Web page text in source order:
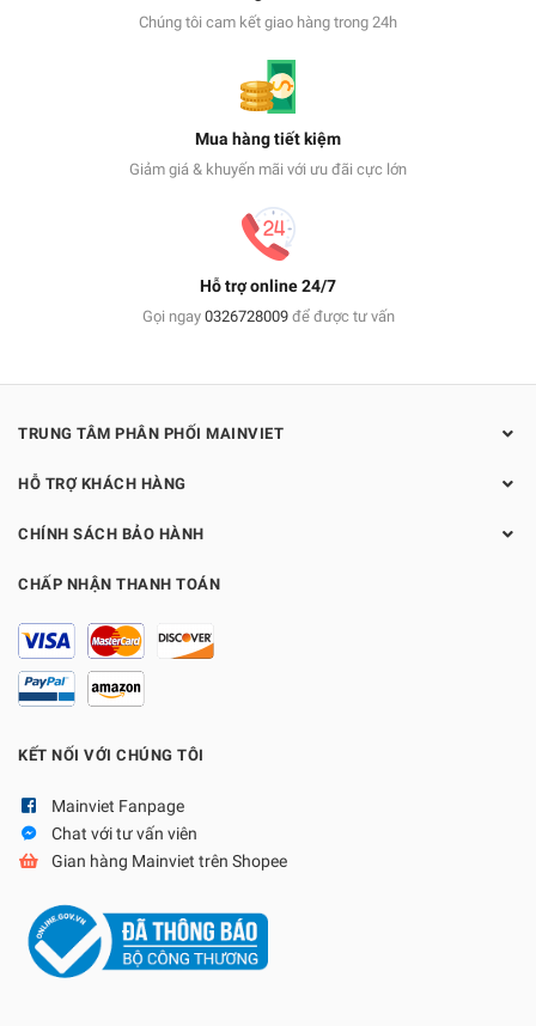
Chúng tôi cam kết giao hàng trong 24h
Mua hàng tiết kiệm
Giảm giá & khuyến mãi với ưu đãi cực lớn
Hỗ trợ online 24/7
Gọi ngay 0326728009để được tư vấn
TRUNG TÂM PHÂN PHỐI MAINVIET
HỖ TRỢ KHÁCH HÀNG
CHÍNH SÁCH BẢO HÀNH
CHẤP NHẬN THANH TOÁN
KẾT NỐI VỚI CHÚNG TÔI
Mainviet Fanpage
Chat với tư vấn viên
Gian hàng Mainviet trên Shopee